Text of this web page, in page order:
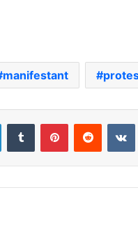
manifestant
LinkedinTumblr PinterestReddit